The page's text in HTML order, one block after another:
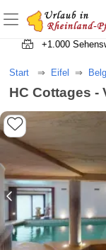
+1.000
Start Eifel
HC Cottages -